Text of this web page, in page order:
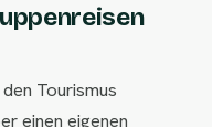
Tourismus
einen eigenen